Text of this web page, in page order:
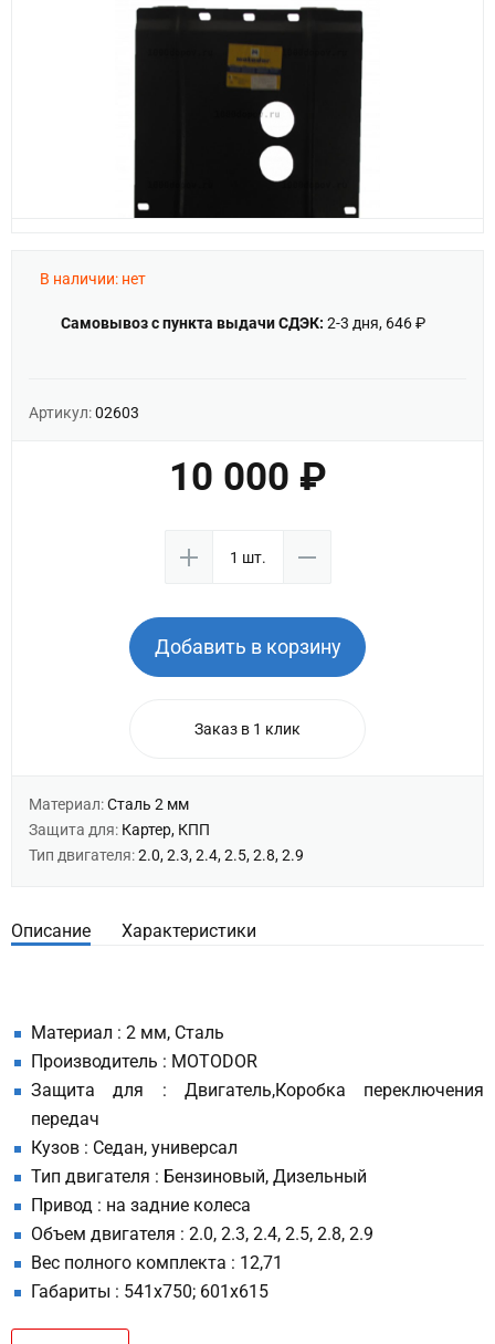
В наличии: нет
Самовывоз с пункта выдачи СДЭК: 2-3 дня, 646 ₽
Артикул:02603
10 000 ₽
Добавить в корзину
Заказ в 1 клик
Материал:Сталь 2 мм
Защита для: Картер, КПП
Тип двигателя:2.0, 2.3, 2.4, 2.5, 2.8, 2.9
Описание Характеристики
Материал : 2 мм, Сталь
Производитель : MOTODOR
Защита для : Двигатель,Коробка переключения
передач
Кузов : Седан, универсал
Тип двигателя : Бензиновый, Дизельный
Привод : на задние колеса
Объем двигателя : 2.0, 2.3, 2.4, 2.5, 2.8, 2.9
Вес полного комплекта : 12,71
Габариты : 541х750; 601х615